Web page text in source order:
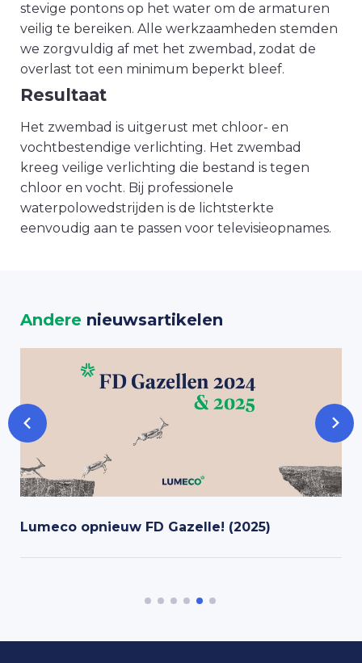
stevige pontons op het water om de armaturen
veilig te bereiken. Alle werkzaamheden stemden
we zorgvuldig af met het zwembad, zodat de
overlast tot een minimum beperkt bleef.
Resultaat
Het zwembad is uitgerust met chloor- en
vochtbestendige verlichting. Het zwembad
kreeg veilige verlichting die bestand is tegen
chloor en vocht. Bij professionele
waterpolowedstrijden is de lichtsterkte
eenvoudig aan te passen voor televisieopnames.
Andere nieuwsartikelen
Lumeco opnieuw FD Gazelle! (2025)